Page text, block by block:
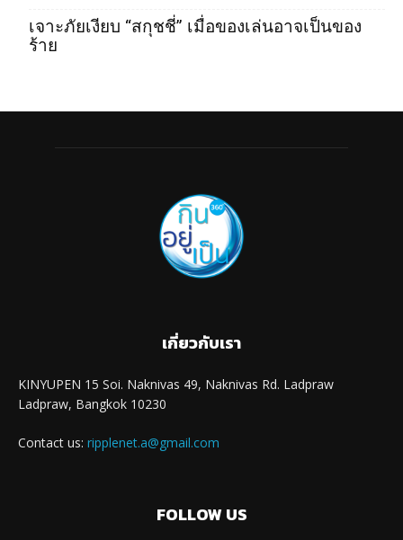
เจาะภัยเงียบ “สกุชชี่” เมื่อของเล่นอาจเป็นของ
ร้าย
เกี่ยวกับเรา
KINYUPEN 15 Soi. Naknivas 49, Naknivas Rd. Ladpraw
Ladpraw, Bangkok 10230
Contact us: ripplenet.a@gmail.com
FOLLOW US